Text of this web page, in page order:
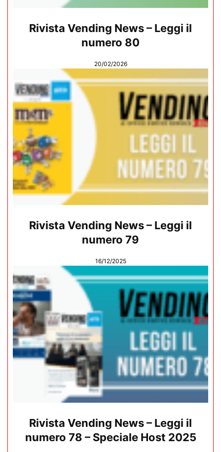
Rivista Vending News – Leggi il
numero 80
20/02/2026
Rivista Vending News – Leggi il
numero 79
16/12/2025
Rivista Vending News – Leggi il
numero 78 – Speciale Host 2025